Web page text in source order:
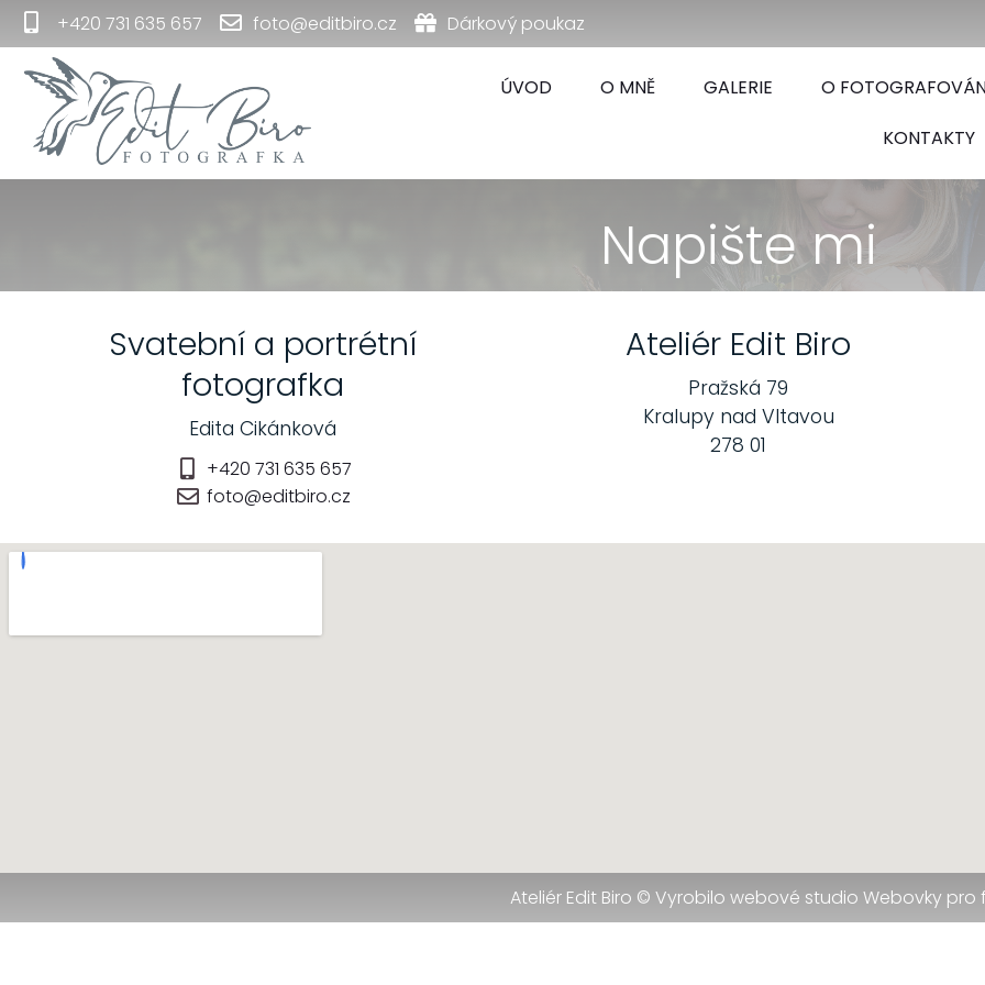
+420 731 635 657 foto@editbiro.cz Dárkový poukaz
ÚVOD O MNĚ GALERIE O
KONTAKTY
Napište mi
Svatební a portrétní
fotografka
Edita Cikánková
+420 731 635 657
foto@editbiro.cz
Ateliér Edit Biro
Pražská 79
Kralupy nad Vltavou
278 01
Ateliér Edit Biro © Vyrobilo webové studio Webovky pro